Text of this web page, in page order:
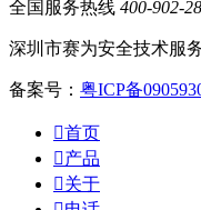
全国服务热线 400-902-
深圳市赛为安全技术服
备案号： 粤ICP备
首页
产品
关于